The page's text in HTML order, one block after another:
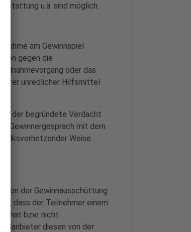
u.ä. sind möglich.
am Gewinnspiel
gegen die
oder das
unredlicher Hilfsmittel
der begründete Verdacht
(Gewinnergespräch mit dem
Weise
von der Gewinnausschüttung
dass der Teilnehmer einem
hat bzw. nicht
diesen von der